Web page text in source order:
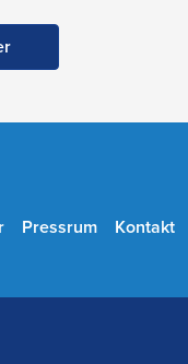
Pressrum Kontakt